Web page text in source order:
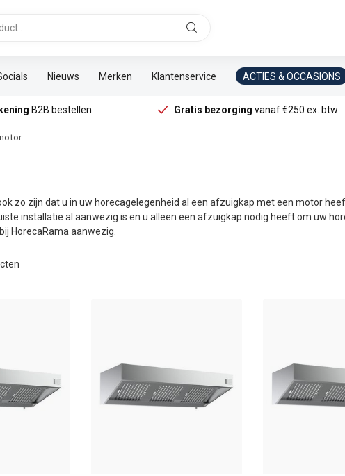
Nieuws Merken Klantenservice ACTIES & OCCASIONS
B2B bestellen Gratis bezorging vanaf €250 ex. btw
zo zijn dat u in uw horecagelegenheid al een afzuigkap met een motor
installatie al aanwezig is en u alleen een afzuigkap nodig heeft om uw
HorecaRama aanwezig.